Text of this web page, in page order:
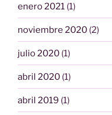
enero 2021 (1)
noviembre 2020 (2)
julio 2020 (1)
abril 2020 (1)
abril 2019 (1)